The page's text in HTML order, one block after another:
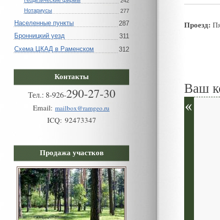
Нотариусы
277
Населенные пункты
287
Бронницкий уезд
311
Схема ЦКАД в Раменском
312
Контакты
Тел.: 8-926-290-27-30
Email: mailbox@ramgeo.ru
ICQ: 92473347
Продажа участков
Проезд:
Ваш